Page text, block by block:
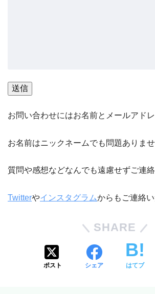
お問い合わせにはお名前とメールアドレ
お名前はニックネームでも問題ありませ
質問や感想などなんでも遠慮せずご連絡
Twitterやインスタグラムからもご連絡い
SHARE
ポスト シェア はてブ